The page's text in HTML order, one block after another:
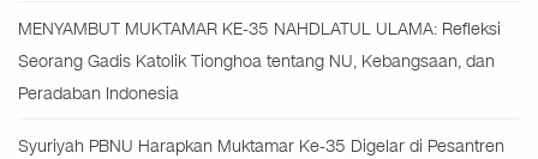
MENYAMBUT MUKTAMAR KE-35 NAHDLATUL ULAMA: Refleksi
Seorang Gadis Katolik Tionghoa tentang NU, Kebangsaan, dan
Peradaban Indonesia
Syuriyah PBNU Harapkan Muktamar Ke-35 Digelar di Pesantren